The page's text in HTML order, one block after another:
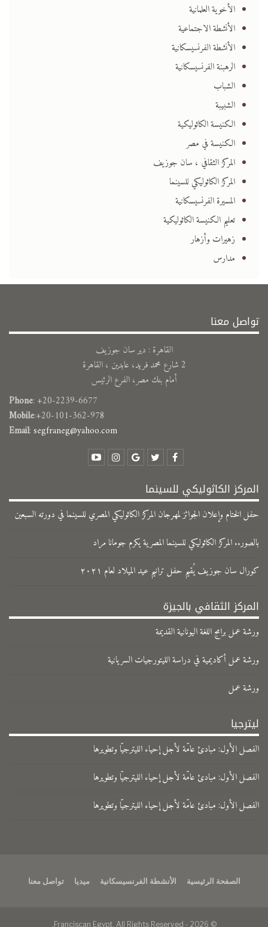
الأخوية العلمانية
الأنشطة الاجتماعية
الأنشطة الفرنسيسكانية
الرهبنة الفرنسيسكانية
الشباب
الشبيبة
الكنيسة الكاثوليكية
الكنيسة في مصر
المركز الثقافي ، سان جوزيف
المركز الكاثوليكي للسينما
المسيرة الفرنسيسكانية
تعليم الكنيسة الكاثوليكية
زهيرات وأزهار
مدارس
تواصل معنا
القاهرة : دير سان جوزيف
2 شارع محمد فريد، عابدين ، القاهرة
أمام بنك مصر، الفرع الرئيس
Phone: +20-2239-6677
Mobile:+20-101-362-978
Email:segfraneg@yahoo.com
المركز الكاثوليكي للسينما
حفل الختام وإعلان الجوائز لمهرجان المركز الكاثوليكي المصري للسينما في دورته السبعين
بالصور.. المركز الكاثوليكي للسينما المصرية يكرم جومانا مراد
كورال سان جوزيف يُقيم حفل ترانيم عيد الميلاد لعام ٢٠٢١
المركز الثقافي بالجيزة
ورشة عمل برامج اللغة اليونانية القديمة
ورشة عمل أكاديمية في دراسة الليتورجيات السريانية
ورشة عمل
ليترجيا
الفصل الأول: مبادئ عامّة لأجل إحياء الليترجيّا وتطويرها
الفصل الأول: مبادئ عامّة لأجل إحياء الليترجيّا وتطويرها
الفصل الأول: مبادئ عامّة لأجل إحياء الليترجيّا وتطويرها
الصفحة الرئيسية الأنشطة الفرنسيسكانية ميديا تواصل معنا
© 2026 - Franciscan Egypt. All Rights Reserved.